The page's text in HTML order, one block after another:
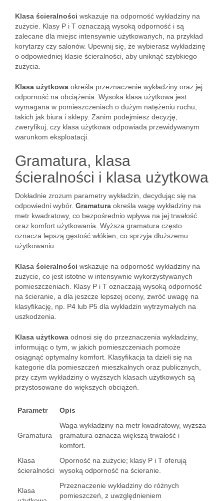
Klasa ścieralności wskazuje na odporność wykładziny na
zużycie. Klasy P i T oznaczają wysoką odporność i są
zalecane dla miejsc intensywnie użytkowanych, na przykład
korytarzy czy salonów. Upewnij się, że wybierasz wykładzinę
o odpowiedniej klasie ścieralności, aby uniknąć szybkiego
zużycia.
Klasa użytkowa określa przeznaczenie wykładziny oraz jej
odporność na obciążenia. Wysoka klasa użytkowa jest
wymagana w pomieszczeniach o dużym natężeniu ruchu,
takich jak biura i sklepy. Zanim podejmiesz decyzję,
zweryfikuj, czy klasa użytkowa odpowiada przewidywanym
warunkom eksploatacji.
Gramatura, klasa
ścieralności i klasa użytkowa
Dokładnie zrozum parametry wykładzin, decydując się na
odpowiedni wybór. Gramatura określa wagę wykładziny na
metr kwadratowy, co bezpośrednio wpływa na jej trwałość
oraz komfort użytkowania. Wyższa gramatura często
oznacza lepszą gęstość włókien, co sprzyja dłuższemu
użytkowaniu.
Klasa ścieralności wskazuje na odporność wykładziny na
zużycie, co jest istotne w intensywnie wykorzystywanych
pomieszczeniach. Klasy P i T oznaczają wysoką odporność
na ścieranie, a dla jeszcze lepszej oceny, zwróć uwagę na
klasyfikację, np. P4 lub P5 dla wykładzin wytrzymałych na
uszkodzenia.
Klasa użytkowa odnosi się do przeznaczenia wykładziny,
informując o tym, w jakich pomieszczeniach pomoże
osiągnąć optymalny komfort. Klasyfikacja ta dzieli się na
kategorie dla pomieszczeń mieszkalnych oraz publicznych,
przy czym wykładziny o wyższych klasach użytkowych są
przystosowane do większych obciążeń.
Parametr Opis
Gramatura
Waga wykładziny na metr kwadratowy, wyższa
gramatura oznacza większą trwałość i
komfort.
Klasa
ścieralności
Oporność na zużycie; klasy P i T oferują
wysoką odporność na ścieranie.
Klasa
Przeznaczenie wykładziny do różnych
pomieszczeń, z uwzględnieniem